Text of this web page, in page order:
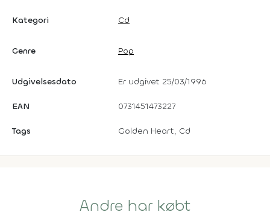
Kategori Cd
Genre Pop
Udgivelsesdato Er udgivet 25/03/1996
EAN 0731451473227
Tags Golden Heart, Cd
Andre har købt